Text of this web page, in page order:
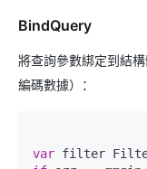
BindQuery
將查詢參數綁定到結
編碼數據）：
var